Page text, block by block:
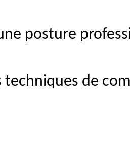
posture
techniques de